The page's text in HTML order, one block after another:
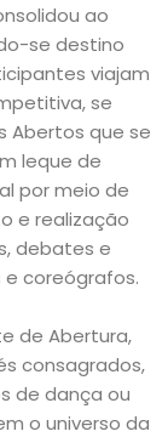
ao
se destino
viajam
se
Abertos que se
leque de
por meio de
e realização
debates e
coreógrafos.
de Abertura,
consagrados,
de dança ou
o universo da